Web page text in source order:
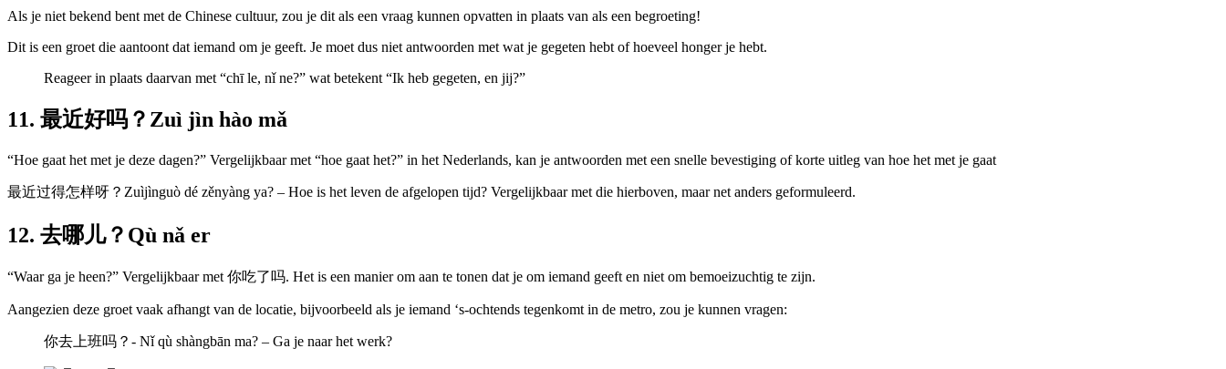
Als je niet bekend bent met de Chinese cultuur, zou je dit als een vraag kunnen opvatten in plaats van als een begroeting!
Dit is een groet die aantoont dat iemand om je geeft. Je moet dus niet antwoorden met wat je gegeten hebt of hoeveel honger je hebt.
Reageer in plaats daarvan met “chī le, nǐ ne?” wat betekent “Ik heb gegeten, en jij?”
11. 最近好吗？Zuì jìn hào mǎ
“Hoe gaat het met je deze dagen?” Vergelijkbaar met “hoe gaat het?” in het Nederlands, kan je antwoorden met een snelle bevestiging of korte uitleg van hoe het met je gaat
最近过得怎样呀？Zuìjìnguò dé zěnyàng ya? – Hoe is het leven de afgelopen tijd? Vergelijkbaar met die hierboven, maar net anders geformuleerd.
12. 去哪儿？Qù nǎ er
“Waar ga je heen?” Vergelijkbaar met 你吃了吗. Het is een manier om aan te tonen dat je om iemand geeft en niet om bemoeizuchtig te zijn.
Aangezien deze groet vaak afhangt van de locatie, bijvoorbeeld als je iemand ‘s-ochtends tegenkomt in de metro, zou je kunnen vragen:
你去上班吗？- Nǐ qù shàngbān ma? – Ga je naar het werk?